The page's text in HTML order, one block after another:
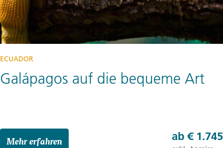
ECUADOR
Galápagos auf die bequeme Art
Mehr erfahren ab € 1.745